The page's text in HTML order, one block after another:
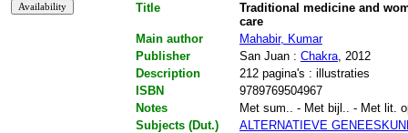
Title
Traditional medicine and
care
Main author
Mahabir, Kumar
Publisher
San Juan : Chakra, 2012
Description
212 pagina's : illustraties
ISBN
9789769504967
Notes
Met sum.. - Met bijl.. - Met lit.
Subjects (Dut.)
ALTERNATIEVE